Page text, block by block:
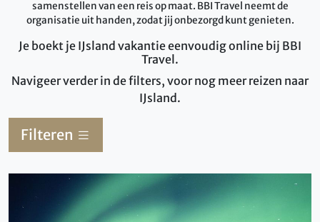
samenstellen van een reis op maat. BBI Travel neemt de
organisatie uit handen, zodat jij onbezorgd kunt genieten.
Je boekt je IJsland vakantie eenvoudig online bij BBI
Travel.
Navigeer verder in de filters, voor nog meer reizen naar
IJsland.
Filteren